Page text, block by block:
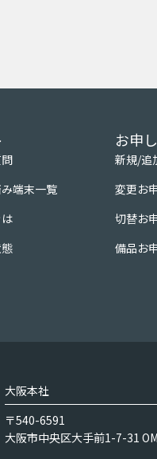
端末一覧
お申
新規/追
変更お
切替お
備品お
大阪本社
〒540-6591
大阪市中央区大手前1-7-31